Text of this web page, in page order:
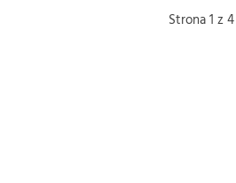
Strona 1 z 4